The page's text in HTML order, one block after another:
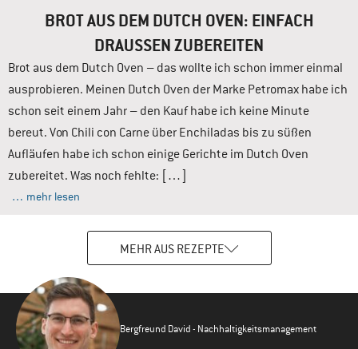
BROT AUS DEM DUTCH OVEN: EINFACH
DRAUSSEN ZUBEREITEN
Brot aus dem Dutch Oven – das wollte ich schon immer einmal
ausprobieren. Meinen Dutch Oven der Marke Petromax habe ich
schon seit einem Jahr – den Kauf habe ich keine Minute
bereut. Von Chili con Carne über Enchiladas bis zu süßen
Aufläufen habe ich schon einige Gerichte im Dutch Oven
zubereitet. Was noch fehlte: […]
… mehr lesen
MEHR AUS REZEPTE
Bergfreund David - Nachhaltigkeitsmanagement